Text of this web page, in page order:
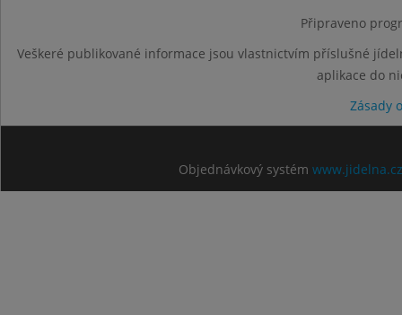
Připraveno
Veškeré publikované informace jsou vlastnictvím příslušné
aplikace do
Zásady
Objednávkový systém www.jidelna.cz